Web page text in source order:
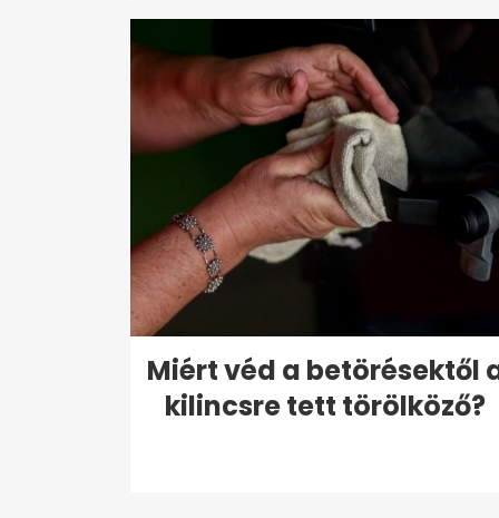
Miért véd a betörésektől
kilincsre tett törölköző?